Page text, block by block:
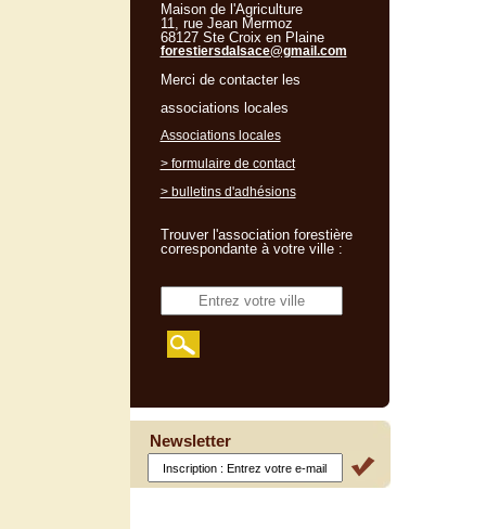
Maison de l'Agriculture
11, rue Jean Mermoz
68127 Ste Croix en Plaine
forestiersdalsace@gmail.com
Merci de contacter les
associations locales
Associations locales
> formulaire de contact
> bulletins d'adhésions
Trouver l'association forestière
correspondante à votre ville :
Newsletter